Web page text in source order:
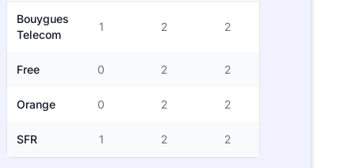
Bouygues
Telecom
1 2 2
Free 0 2 2
Orange 0 2 2
SFR 1 2 2